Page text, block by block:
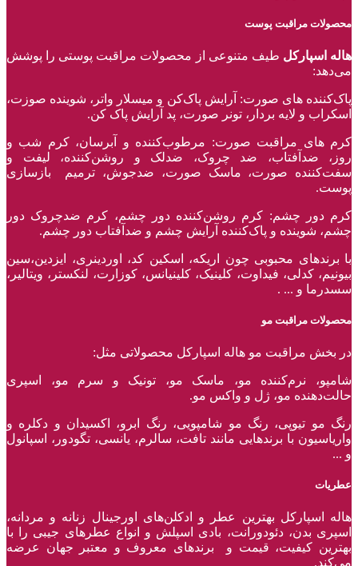
محصولات مراقبت پوست
هاله اسپارکل طیف متنوعی از محصولات مراقبت پوستی را پوشش
می‌دهد:
پاک‌کننده ‌های صورت: آرایش پاک‌کن و میسلار واتر، شوینده صوزت،
اسکراب و لایه بردار، تونر صورت، پد آرایش پاک کن.
کرم های مراقبت صورت: مرطوب‌کننده و آبرسان، کرم شب و
روز، ضدآفتاب، ضد چروک، ضدلک و روشن‌کننده، لیفت و
سفت‌کننده صورت، ماسک صورت، ضدجوش، ترمیم بازسازی
پوست.
کرم دور چشم: کرم روشن‌کننده دور چشم، کرم ضدچروک دور
چشم، شوینده و پاک‌کننده آرایش چشم و ضدآفتاب دور چشم.
با برند‌های محبوبی چون اریکه، اسکین کد، اوردینری، ایزدین،سین
بیونیم، کدلی، فیداوت، کلینیک، کلینیانس، کوزارت، لنکستر، ویتالیر،
سسدرما و ... .
محصولات مراقبت مو
در بخش مراقبت مو هاله اسپارکل محصولاتی مثل:
شامپو، نرم‌کننده مو، ماسک مو، تونیک و سرم مو، اسپری
حالت‌دهنده مو، ژل و واکس مو.
رنگ مو تیوپی، رنگ مو شامپویی، رنگ ابرو، اکسیدان و دکلره و
واریاسیون با برند‌هایی مانند تافت، سالرم، یانسی، تگودور، اسپانول
و ...
عطریات
هاله اسپارکل بهترین عطر و ادکلن‌های اورجینال زنانه و مردانه،
اسپری بدن، دئودورانت، بادی اسپلش و انواع عطر‌های جیبی را با
بهترین کیفیت، قیمت و برندهای معروف و معتبر جهان عرضه
می‌کند.